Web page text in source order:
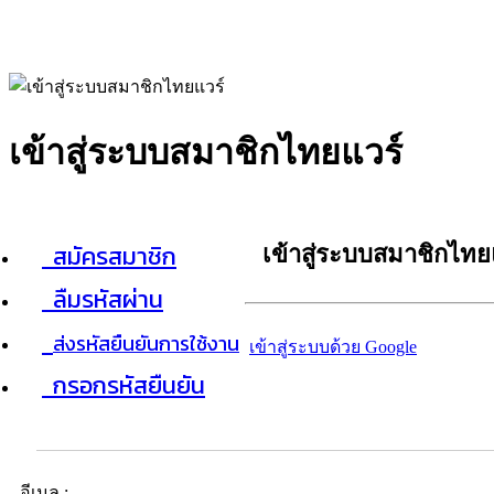
เข้าสู่ระบบสมาชิกไทยแวร์
สมัครสมาชิก
ลืมรหัสผ่าน
ส่งรหัสยืนยันการใช้งาน
กรอกรหัสยืนยัน
เข้าสู่ระบบสมาชิกไท
เข้าสู่ระบบด้วย Google